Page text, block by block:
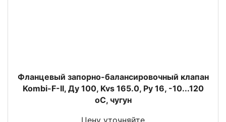
Фланцевый запорно-балансировочный клапан
Kombi-F-II, Ду 100, Kvs 165.0, Ру 16, -10...120
оС, чугун
Цену уточняйте